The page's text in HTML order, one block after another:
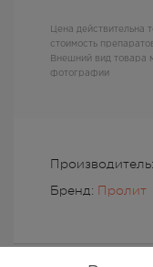
Бренд: Пролит
Цена действительна
стоимость
Внешний вид товара
фотографии